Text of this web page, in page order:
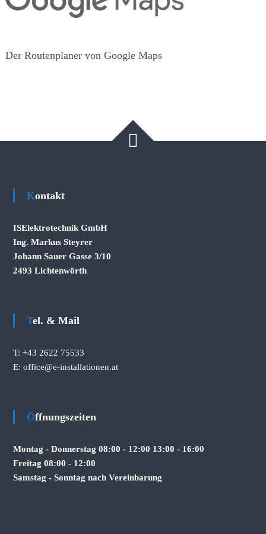
Der Routenplaner von Google Maps
Kontakt
ISElektrotechnik GmbH
Ing. Markus Steyrer
Johann Sauer Gasse 3/10
2493 Lichtenwörth
Tel. & Mail
T: +43 2622 75533
E: office@e-installationen.at
Öffnungszeiten
Montag - Donnerstag 08:00 - 12:00 13:00 - 16:00
Freitag 08:00 - 12:00
Samstag - Sonntag nach Vereinbarung